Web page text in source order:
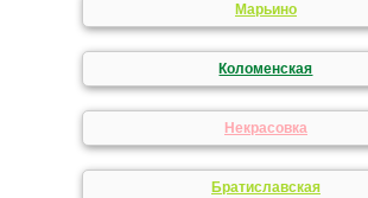
Марьино
Коломенская
Некрасовка
Братиславская